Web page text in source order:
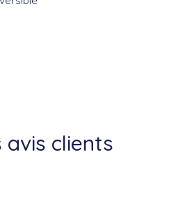
avis clients